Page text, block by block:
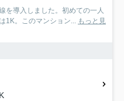
を導入しました。初めての一人
1K。このマンション... もっと見